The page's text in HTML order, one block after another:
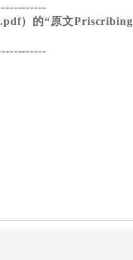
）的“原文Priscribing